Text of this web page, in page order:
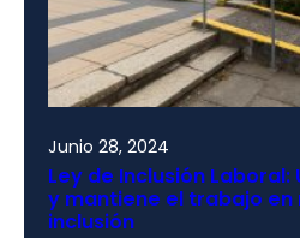
Junio 28, 2024
Ley de Inclusión
y mantiene el trabajo
inclusión